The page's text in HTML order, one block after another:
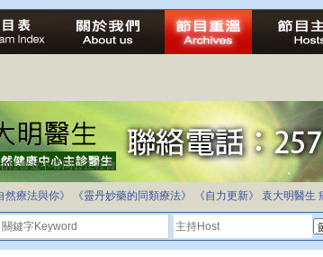
社會並不等同公正社會
家教育合法化-推動多元化教育，全民學卷制
然療法與你》
《靈丹妙藥的同類療法》 《自力更新》 袁大明醫生